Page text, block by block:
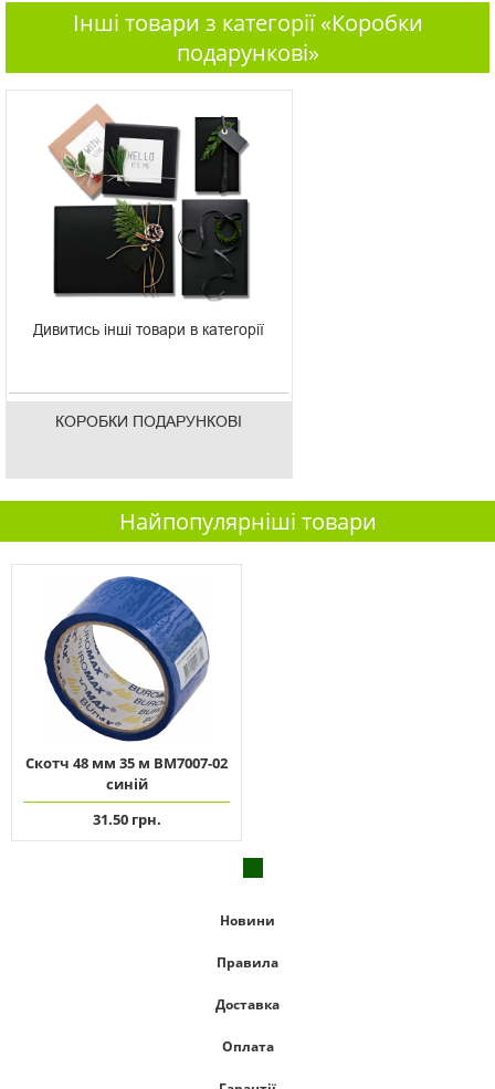
Інші товари з категорії «Коробки
подарункові»
Дивитись інші товари в категорії
КОРОБКИ ПОДАРУНКОВІ
Найпопулярніші товари
Скотч 48 мм 35 м ВМ7007-02
синій
31.50 грн.
Новини
Правила
Доставка
Оплата